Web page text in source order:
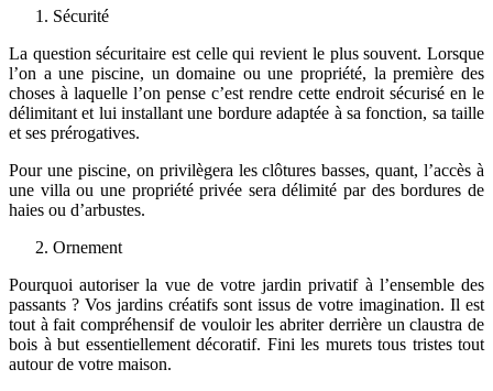
Sécurité
La question sécuritaire est celle qui revient le plus souvent. Lorsque
l’on a une piscine, un domaine ou une propriété, la première des
choses à laquelle l’on pense c’est rendre cette endroit sécurisé en le
délimitant et lui installant une bordure adaptée à sa fonction, sa taille
et ses prérogatives.
Pour une piscine, on privilègera les clôtures basses, quant, l’accès à
une villa ou une propriété privée sera délimité par des bordures de
haies ou d’arbustes.
Ornement
Pourquoi autoriser la vue de votre jardin privatif à l’ensemble des
passants ? Vos jardins créatifs sont issus de votre imagination. Il est
tout à fait compréhensif de vouloir les abriter derrière un claustra de
bois à but essentiellement décoratif. Fini les murets tous tristes tout
autour de votre maison.